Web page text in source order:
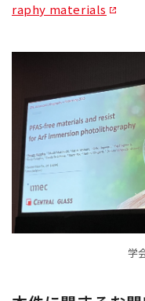
raphy materials
学